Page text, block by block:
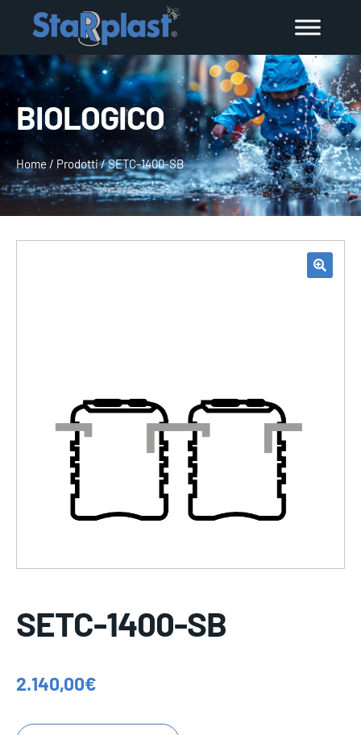
BIOLOGICO
Home/ Prodotti/SETC-1400-SB
SETC-1400-SB
2.140,00€